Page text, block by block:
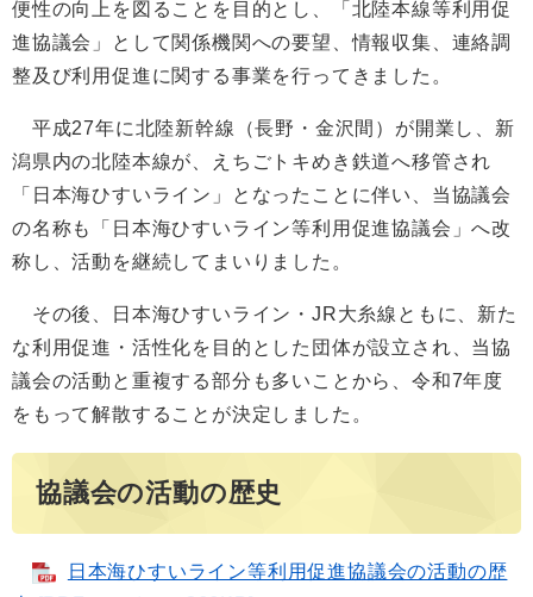
便性の向上を図ることを目的とし、「北陸本線等利用促
進協議会」として関係機関への要望、情報収集、連絡調
整及び利用促進に関する事業を行ってきました。
平成27年に北陸新幹線（長野・金沢間）が開業し、新
潟県内の北陸本線が、えちごトキめき鉄道へ移管され
「日本海ひすいライン」となったことに伴い、当協議会
の名称も「日本海ひすいライン等利用促進協議会」へ改
称し、活動を継続してまいりました。
その後、日本海ひすいライン・JR大糸線ともに、新た
な利用促進・活性化を目的とした団体が設立され、当協
議会の活動と重複する部分も多いことから、令和7年度
をもって解散することが決定しました。
協議会の活動の歴史
日本海ひすいライン等利用促進協議会の活動の歴